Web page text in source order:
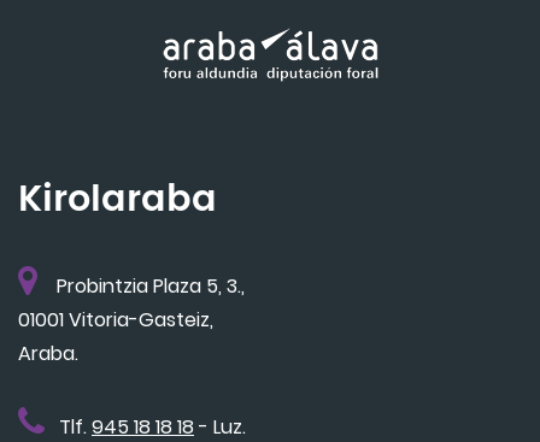
Kirolaraba
Probintzia Plaza 5, 3.,
01001 Vitoria-Gasteiz,
Araba.
Tlf.945 18 18 18 - Luz.